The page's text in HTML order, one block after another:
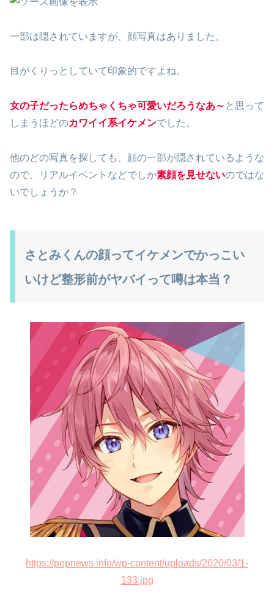
一部は隠されていますが、顔写真はありました。
目がくりっとしていて印象的ですよね。
女の子だったらめちゃくちゃ可愛いだろうなあ～ と思って
しまうほどのカワイイ系イケメンでした。
他のどの写真を探しても、顔の一部が隠されているような
ので、リアルイベントなどでしか素顔を見せないのではな
いでしょうか？
さとみくんの顔ってイケメンでかっこい
いけど整形前がヤバイって噂は本当？
https://popnews.info/wp-content/uploads/2020/03/1-
133.jpg